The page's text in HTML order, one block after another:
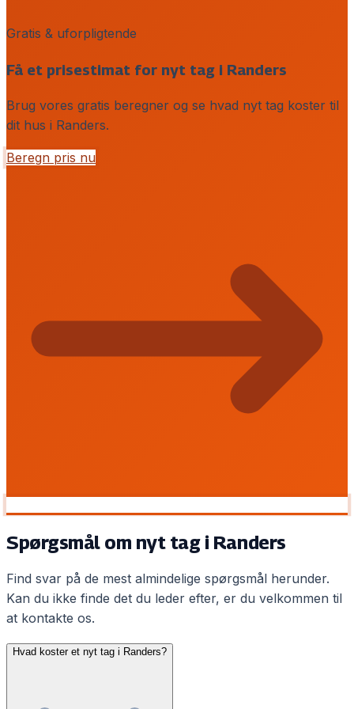
Gratis & uforpligtende
Få et prisestimat for nyt tag i Randers
Brug vores gratis beregner og se hvad nyt tag koster til
dit hus i Randers.
Beregn pris nu
Spørgsmål om nyt tag i Randers
Find svar på de mest almindelige spørgsmål herunder.
Kan du ikke finde det du leder efter, er du velkommen til
at kontakte os.
Hvad koster et nyt tag i Randers?